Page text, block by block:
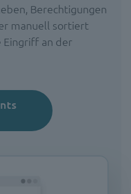
Berechtigungen
manuell sortiert
an der